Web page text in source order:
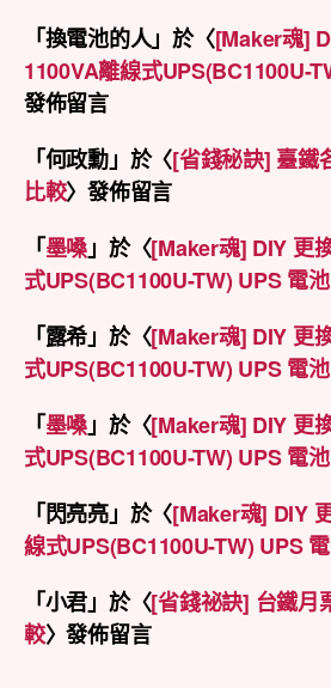
「換電池的人」於〈[Maker魂]
1100VA離線式UPS(BC1100U-
發佈留言
「何政勳」於〈[省錢秘訣] 臺鐵
比較〉發佈留言
「墨嗓」於〈[Maker魂] DIY 更
式UPS(BC1100U-TW) UPS 電
「露希」於〈[Maker魂] DIY 更
式UPS(BC1100U-TW) UPS 電
「墨嗓」於〈[Maker魂] DIY 更
式UPS(BC1100U-TW) UPS 電
「閃亮亮」於〈[Maker魂] DIY
線式UPS(BC1100U-TW) UPS
「小君」於〈[省錢祕訣] 台鐵月
較〉發佈留言